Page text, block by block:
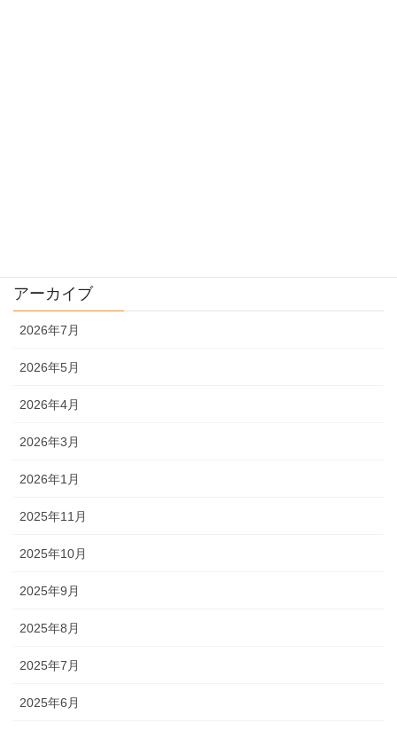
アーカイブ
2026年7月
2026年5月
2026年4月
2026年3月
2026年1月
2025年11月
2025年10月
2025年9月
2025年8月
2025年7月
2025年6月